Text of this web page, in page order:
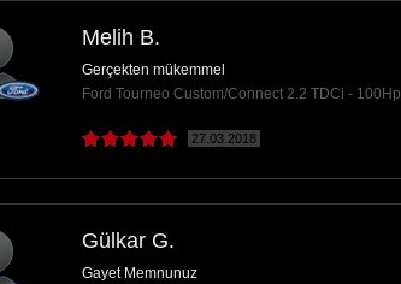
Melih B.
Gerçekten mükemmel
Ford Tourneo Custom/Connect 2.2 TDCi -
27.03.2018
Gülkar G.
Gayet Memnunuz